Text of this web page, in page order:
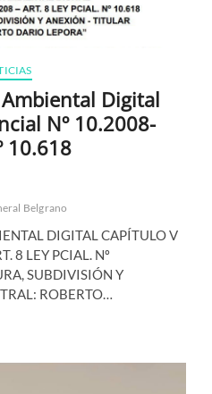
Digital
Nº 10.2008-
10.618
Belgrano
DIGITAL CAPÍTULO V
8 LEY PCIAL. Nº
SUBDIVISIÓN Y
ROBERTO…